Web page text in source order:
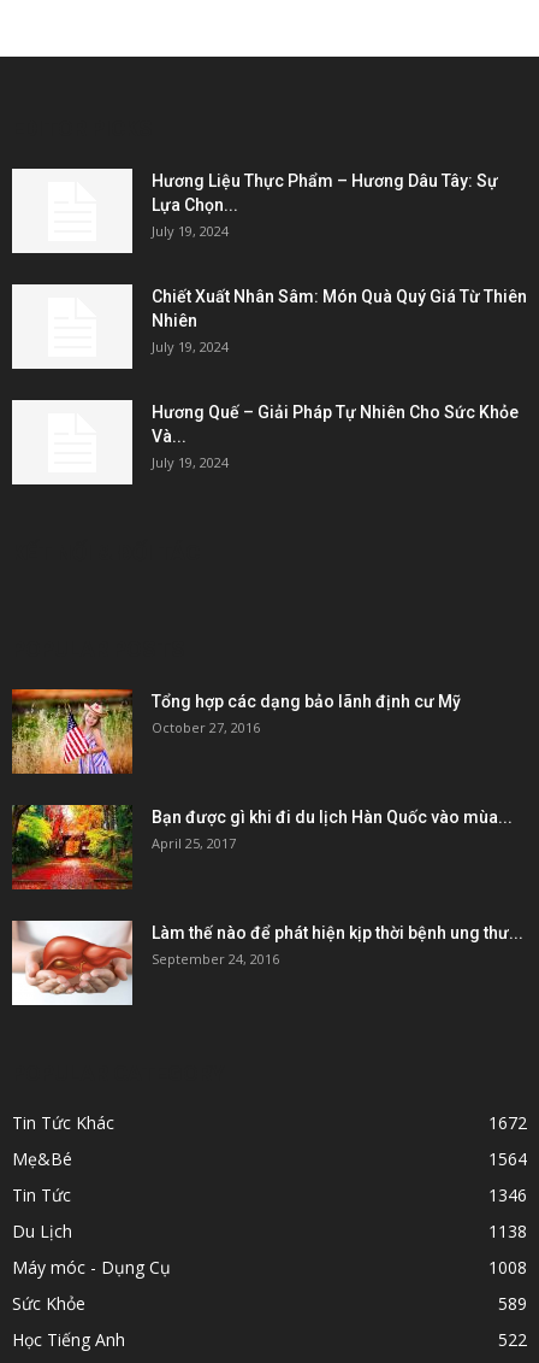
Hương Liệu Thực Phẩm – Hương Dâu Tây: Sự
Lựa Chọn...
July 19, 2024
Chiết Xuất Nhân Sâm: Món Quà Quý Giá Từ Thiên
Nhiên
July 19, 2024
Hương Quế – Giải Pháp Tự Nhiên Cho Sức Khỏe
Và...
July 19, 2024
Tổng hợp các dạng bảo lãnh định cư Mỹ
October 27, 2016
Bạn được gì khi đi du lịch Hàn Quốc vào mùa...
April 25, 2017
Làm thế nào để phát hiện kịp thời bệnh ung thư...
September 24, 2016
Tin Tức Khác
1672
Mẹ&Bé
1564
Tin Tức
1346
Du Lịch
1138
Máy móc - Dụng Cụ
1008
Sức Khỏe
589
Học Tiếng Anh
522